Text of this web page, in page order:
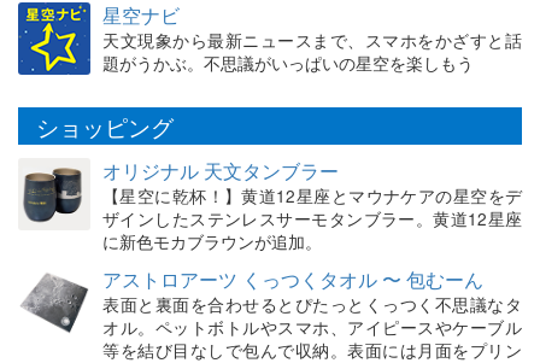
星空ナビ
天文現象から最新ニュースまで、スマホをかざすと話
題がうかぶ。不思議がいっぱいの星空を楽しもう
ショッピング
オリジナル 天文タンブラー
【星空に乾杯！】黄道12星座とマウナケアの星空をデ
ザインしたステンレスサーモタンブラー。黄道12星座
に新色モカブラウンが追加。
アストロアーツ くっつくタオル 〜 包むーん
表面と裏面を合わせるとぴたっとくっつく不思議なタ
オル。ペットボトルやスマホ、アイピースやケーブル
等を結び目なしで包んで収納。表面には月面をプリン